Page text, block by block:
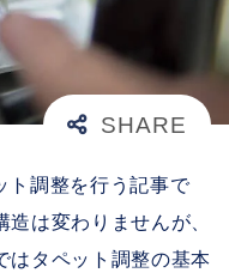
ト調整を行う記事で
は変わりませんが、
はタペット調整の基本